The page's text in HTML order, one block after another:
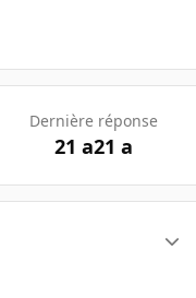
Dernière réponse
21 a21 a